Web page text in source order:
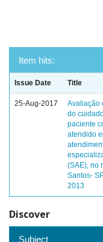
Item hits:
Issue Date Title
25-Aug-2017
Avaliação
do
paciente
atendido
(SAE), no
Santos-
2013
Discover
Subject